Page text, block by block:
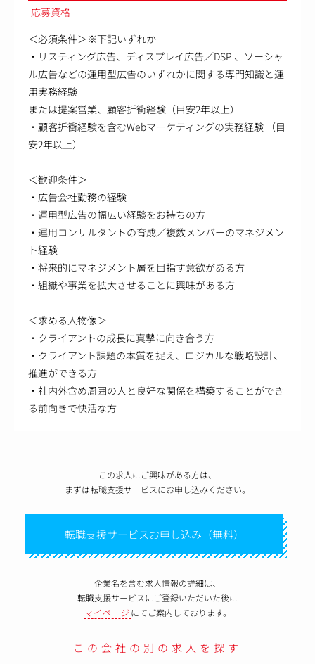
応募資格
＜必須条件＞※下記いずれか
・リスティング広告、ディスプレイ広告／DSP 、ソーシャ
ル広告などの運用型広告のいずれかに関する専門知識と運
用実務経験
または提案営業、顧客折衝経験（目安2年以上）
・顧客折衝経験を含むWebマーケティングの実務経験 （目
安2年以上）
＜歓迎条件＞
・広告会社勤務の経験
・運用型広告の幅広い経験をお持ちの方
・運用コンサルタントの育成／複数メンバーのマネジメン
ト経験
・将来的にマネジメント層を目指す意欲がある方
・組織や事業を拡大させることに興味がある方
＜求める人物像＞
・クライアントの成長に真摯に向き合う方
・クライアント課題の本質を捉え、ロジカルな戦略設計、
推進ができる方
・社内外含め周囲の人と良好な関係を構築することができ
る前向きで快活な方
この求人にご興味がある方は、
まずは転職支援サービスにお申し込みください。
転職支援サービスお申し込み（無料）
企業名を含む求人情報の詳細は、
転職支援サービスにご登録いただいた後に
マイページ にてご案内しております。
この会社の別の求人を探す